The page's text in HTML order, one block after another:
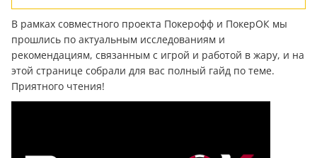
В рамках совместного проекта Покерофф и ПокерОК мы
прошлись по актуальным исследованиям и
рекомендациям, связанным с игрой и работой в жару, и на
этой странице собрали для вас полный гайд по теме.
Приятного чтения!